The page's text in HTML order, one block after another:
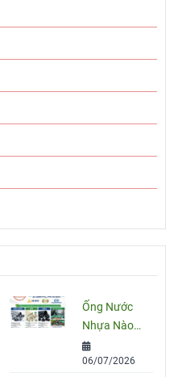
Ống Nước
Nhựa Nào
Tốt Nhất
Hiện Nay?
06/07/2026